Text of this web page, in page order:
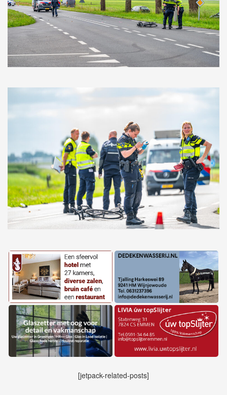
[jetpack-related-posts]